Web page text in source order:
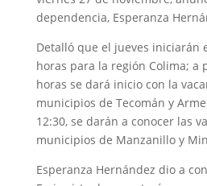
dependencia, Esperanza
Detalló que el jueves iniciarán
horas para la región Colima; a
horas se dará inicio con la
municipios de Tecomán y
12:30, se darán a conocer las
municipios de Manzanillo y
Esperanza Hernández dio a